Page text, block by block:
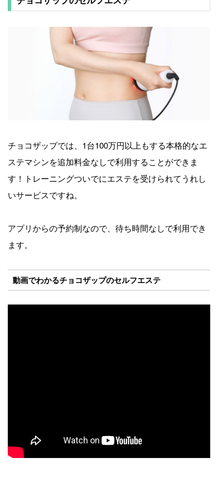
チョコザップでは、1台100万円以上もする本格的なエ
ステマシンを追加料金なしで利用することができま
す！トレーニングついでにエステを受けられてうれし
いサービスですね。
アプリからの予約制なので、待ち時間なしで利用でき
ます。
動画でわかるチョコザップのセルフエステ